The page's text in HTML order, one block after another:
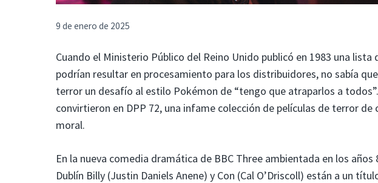
9 de enero de 2025
Cuando el Ministerio Público del Reino Unido publicó en 1983 una
podrían resultar en procesamiento para los distribuidores, no sabía
terror un desafío al estilo Pokémon de “tengo que atraparlos a
convirtieron en DPP 72, una infame colección de películas de terror
moral.
En la nueva comedia dramática de BBC Three ambientada en los años
Dublín Billy (Justin Daniels Anene) y Con (Cal O’Driscoll) están a un